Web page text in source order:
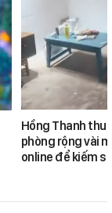
Hồng Thanh
phòng rộng vài
online để kiếm